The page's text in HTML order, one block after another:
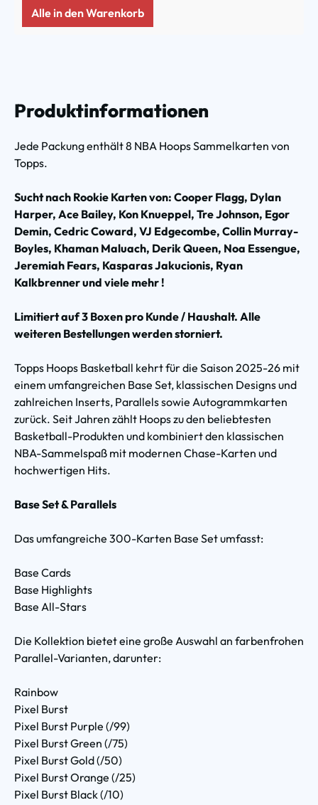
Alle in den Warenkorb
Produktinformationen
Jede Packung enthält 8 NBA Hoops Sammelkarten von
Topps.
Sucht nach Rookie Karten von: Cooper Flagg, Dylan
Harper, Ace Bailey, Kon Knueppel, Tre Johnson, Egor
Demin, Cedric Coward, VJ Edgecombe, Collin Murray-
Boyles, Khaman Maluach, Derik Queen, Noa Essengue,
Jeremiah Fears, Kasparas Jakucionis, Ryan
Kalkbrenner und viele mehr !
Limitiert auf 3 Boxen pro Kunde / Haushalt. Alle
weiteren Bestellungen werden storniert.
Topps Hoops Basketball kehrt für die Saison 2025-26 mit
einem umfangreichen Base Set, klassischen Designs und
zahlreichen Inserts, Parallels sowie Autogrammkarten
zurück. Seit Jahren zählt Hoops zu den beliebtesten
Basketball-Produkten und kombiniert den klassischen
NBA-Sammelspaß mit modernen Chase-Karten und
hochwertigen Hits.
Base Set & Parallels
Das umfangreiche 300-Karten Base Set umfasst:
Base Cards
Base Highlights
Base All-Stars
Die Kollektion bietet eine große Auswahl an farbenfrohen
Parallel-Varianten, darunter:
Rainbow
Pixel Burst
Pixel Burst Purple (/99)
Pixel Burst Green (/75)
Pixel Burst Gold (/50)
Pixel Burst Orange (/25)
Pixel Burst Black (/10)